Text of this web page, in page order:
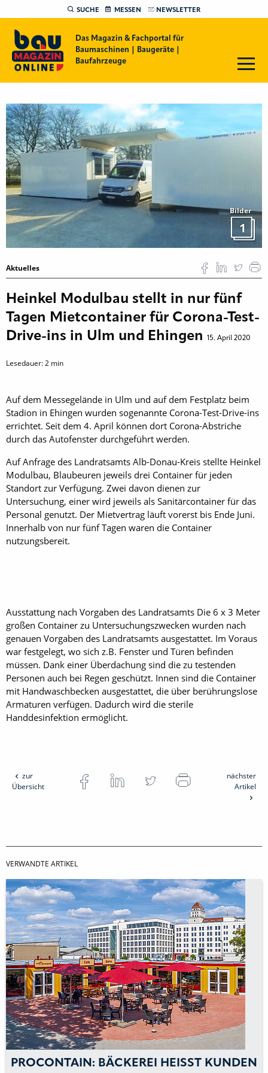
SUCHE MESSEN NEWSLETTER
Das Magazin & Fachportal für
Baumaschinen | Baugeräte |
Baufahrzeuge
Bilder
1
Aktuelles
Heinkel Modulbau stellt in nur fünf
Tagen Mietcontainer für Corona-Test-
Drive-ins in Ulm und Ehingen
15. April 2020
Lesedauer:2 min
Auf dem Messegelände in Ulm und auf dem Festplatz beim
Stadion in Ehingen wurden sogenannte Corona-Test-Drive-ins
errichtet. Seit dem 4. April können dort Corona-Abstriche
durch das Autofenster durchgeführt werden.
Auf Anfrage des Landratsamts Alb-Donau-Kreis stellte Heinkel
Modulbau, Blaubeuren jeweils drei Container für jeden
Standort zur Verfügung. Zwei davon dienen zur
Untersuchung, einer wird jeweils als Sanitärcontainer für das
Personal genutzt. Der Mietvertrag läuft vorerst bis Ende Juni.
Innerhalb von nur fünf Tagen waren die Container
nutzungsbereit.
Ausstattung nach Vorgaben des Landratsamts Die 6 x 3 Meter
großen Container zu Untersuchungszwecken wurden nach
genauen Vorgaben des Landratsamts ausgestattet. Im Voraus
war festgelegt, wo sich z.B. Fenster und Türen befinden
müssen. Dank einer Überdachung sind die zu testenden
Personen auch bei Regen geschützt. Innen sind die Container
mit Handwaschbecken ausgestattet, die über berührungslose
Armaturen verfügen. Dadurch wird die sterile
Handdesinfektion ermöglicht.
zur
Übersicht
nächster
Artikel
VERWANDTE ARTIKEL
PROCONTAIN: BÄCKEREI HEISST KUNDEN I